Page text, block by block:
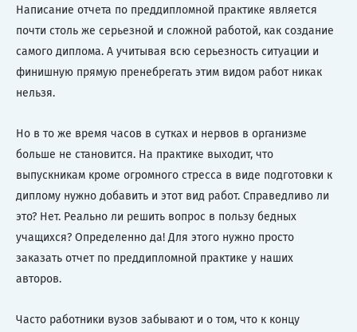
Написание отчета по преддипломной практике является
почти столь же серьезной и сложной работой, как создание
самого диплома. А учитывая всю серьезность ситуации и
финишную прямую пренебрегать этим видом работ никак
нельзя.
Но в то же время часов в сутках и нервов в организме
больше не становится. На практике выходит, что
выпускникам кроме огромного стресса в виде подготовки к
диплому нужно добавить и этот вид работ. Справедливо ли
это? Нет. Реально ли решить вопрос в пользу бедных
учащихся? Определенно да! Для этого нужно просто
заказать отчет по преддипломной практике у наших
авторов.
Часто работники вузов забывают и о том, что к концу